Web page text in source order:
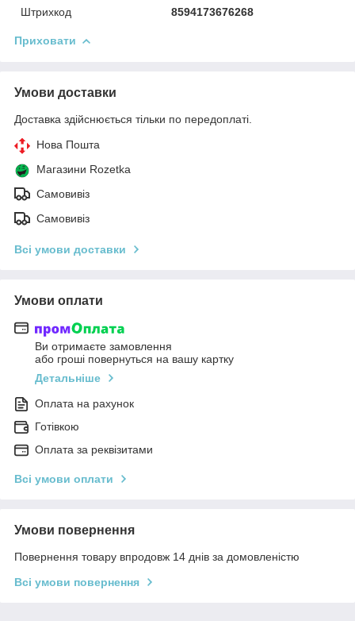
Штрихкод
8594173676268
Приховати
Умови доставки
Доставка здійснюється тільки по передоплаті.
Нова Пошта
Магазини Rozetka
Самовивіз
Самовивіз
Всі умови доставки
Умови оплати
Ви отримаєте замовлення
або гроші повернуться на вашу картку
Детальніше
Оплата на рахунок
Готівкою
Оплата за реквізитами
Всі умови оплати
Умови повернення
Повернення товару впродовж 14 днів за домовленістю
Всі умови повернення